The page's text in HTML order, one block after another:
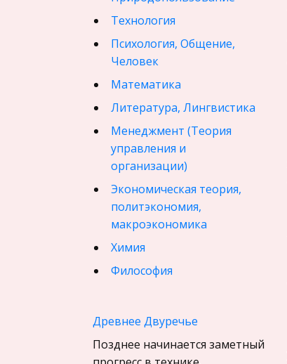
Технология
Психология, Общение,
Человек
Математика
Литература, Лингвистика
Менеджмент (Теория
управления и
организации)
Экономическая теория,
политэкономия,
макроэкономика
Химия
Философия
Финансовое право
История государства и
права зарубежных стран
Древнее Двуречье
Позднее начинается заметный